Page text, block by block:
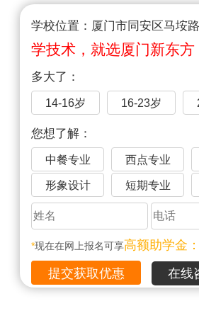
学校位置：厦门市同安区马垵
学技术，就选厦门新东方
多大了：
14-16岁 16-23岁
您想了解：
中餐专业 西点专业
形象设计 短期专业
*现在在网上报名可享高额助学金
在线